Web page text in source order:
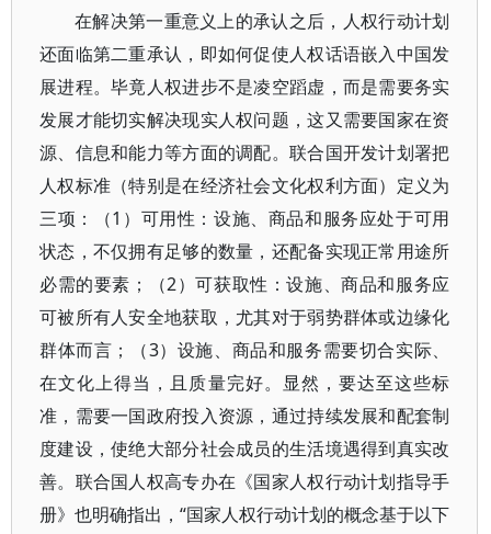
在解决第一重意义上的承认之后，人权行动计划
还面临第二重承认，即如何促使人权话语嵌入中国发
展进程。毕竟人权进步不是凌空蹈虚，而是需要务实
发展才能切实解决现实人权问题，这又需要国家在资
源、信息和能力等方面的调配。联合国开发计划署把
人权标准（特别是在经济社会文化权利方面）定义为
三项：（1）可用性：设施、商品和服务应处于可用
状态，不仅拥有足够的数量，还配备实现正常用途所
必需的要素；（2）可获取性：设施、商品和服务应
可被所有人安全地获取，尤其对于弱势群体或边缘化
群体而言；（3）设施、商品和服务需要切合实际、
在文化上得当，且质量完好。显然，要达至这些标
准，需要一国政府投入资源，通过持续发展和配套制
度建设，使绝大部分社会成员的生活境遇得到真实改
善。联合国人权高专办在《国家人权行动计划指导手
册》也明确指出，“国家人权行动计划的概念基于以下